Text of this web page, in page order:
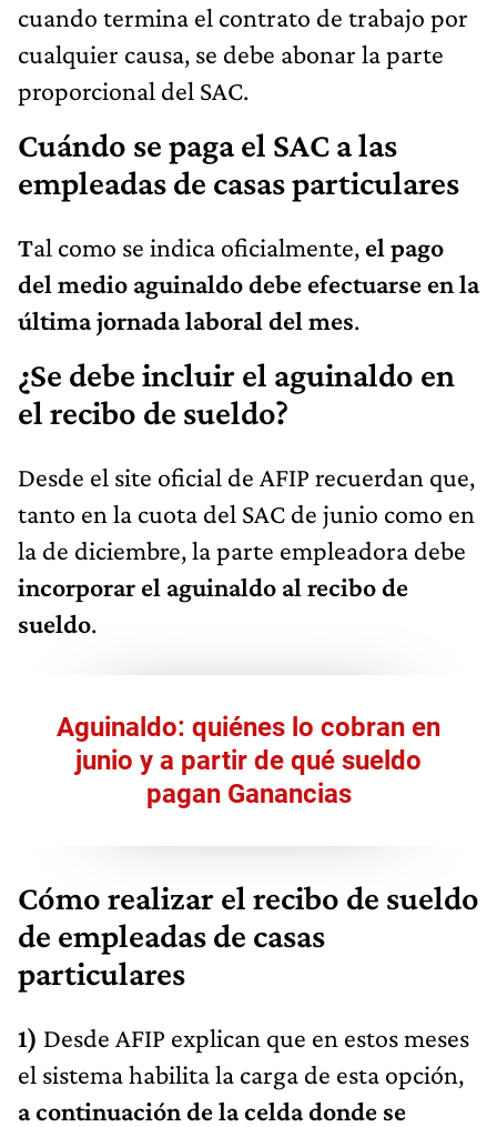
cuando termina el contrato de trabajo por
cualquier causa, se debe abonar la parte
proporcional del SAC.
Cuándo se paga el SAC a las
empleadas de casas particulares
Tal como se indica oficialmente, el pago
del medio aguinaldo debe efectuarse en la
última jornada laboral del mes.
¿Se debe incluir el aguinaldo en
el recibo de sueldo?
Desde el site oficial de AFIP recuerdan que,
tanto en la cuota del SAC de junio como en
la de diciembre, la parte empleadora debe
incorporar el aguinaldo al recibo de
sueldo.
Aguinaldo: quiénes lo cobran en
junio y a partir de qué sueldo
pagan Ganancias
Cómo realizar el recibo de sueldo
de empleadas de casas
particulares
1) Desde AFIP explican que en estos meses
el sistema habilita la carga de esta opción,
a continuación de la celda donde se